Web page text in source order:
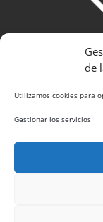
de
Utilizamos cookies para
Gestionar los servicios